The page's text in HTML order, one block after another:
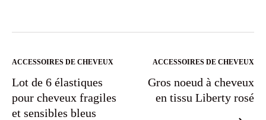
ACCESSOIRES DE CHEVEUX
Lot de 6 élastiques
pour cheveux fragiles
et sensibles bleus
ACCESSOIRES DE CHEVEUX
Gros noeud à cheveux
en tissu Liberty rosé